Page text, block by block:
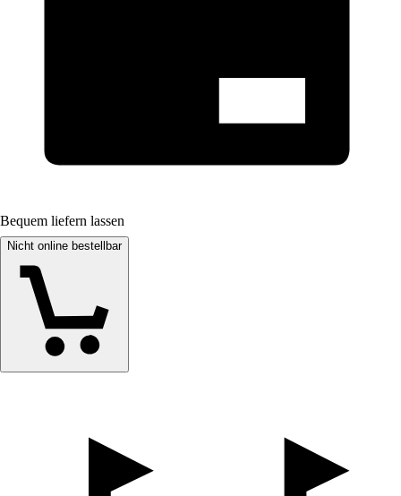
Bequem liefern lassen
Nicht online bestellbar